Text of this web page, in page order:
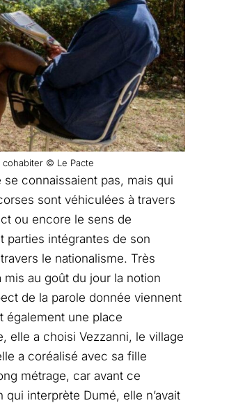
cohabiter © Le Pacte
connaissaient pas, mais qui
sont véhiculées à travers
ou encore le sens de
parties intégrantes de son
le nationalisme. Très
mis au goût du jour la notion
de la parole donnée viennent
également une place
elle a choisi Vezzanni, le village
a coréalisé avec sa fille
métrage, car avant ce
interprète Dumé, elle n’avait